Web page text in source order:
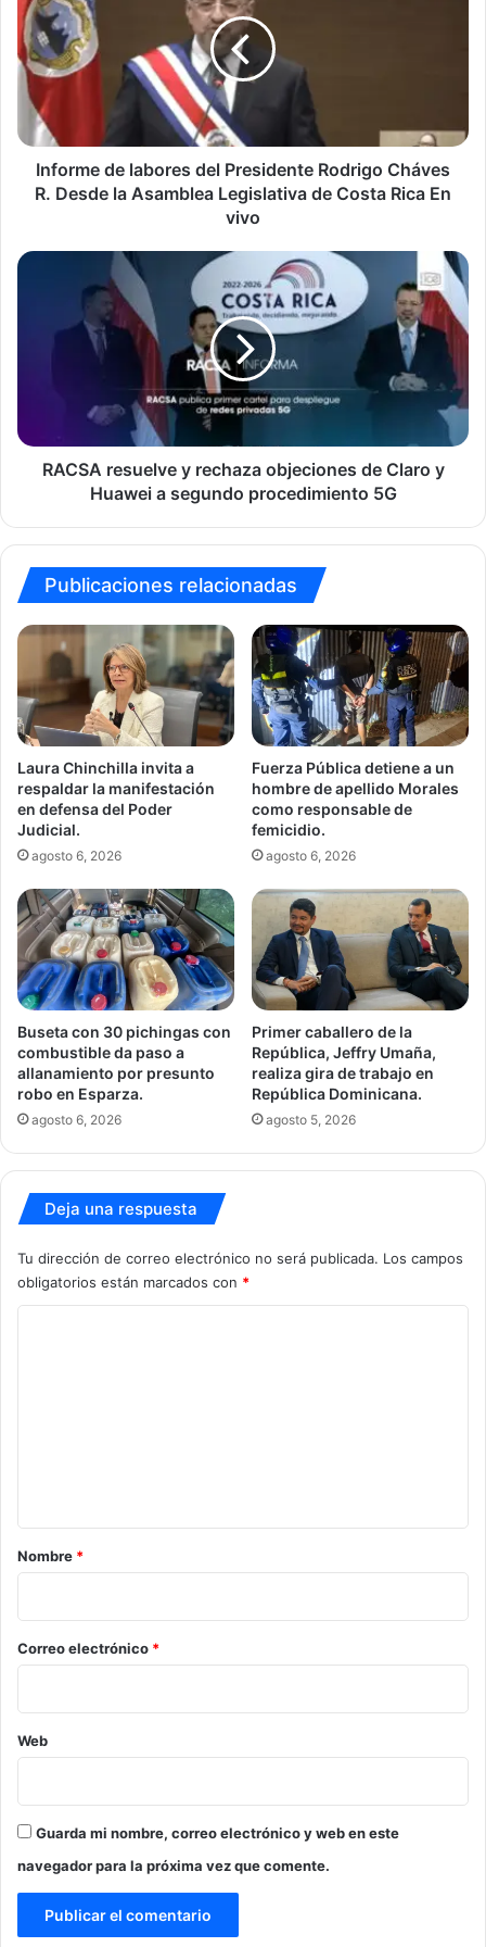
labores
del
Presidente
Rodrigo
Cháves
Desde
Asamblea
Costa
Informe de labores del Presidente Rodrigo Cháves
R. Desde la Asamblea Legislativa de Costa Rica En
vivo
RACSA
rechaza
Huawei
RACSA resuelve y rechaza objeciones de Claro y
Huawei a segundo procedimiento 5G
Publicaciones relacionadas
Laura Chinchilla invita a
respaldar la manifestación
en defensa del Poder
Judicial.
agosto 6, 2026
Fuerza Pública detiene a un
hombre de apellido Morales
como responsable de
femicidio.
agosto 6, 2026
Buseta con 30 pichingas con
combustible da paso a
allanamiento por presunto
robo en Esparza.
agosto 6, 2026
Primer caballero de la
República, Jeffry Umaña,
realiza gira de trabajo en
República Dominicana.
agosto 5, 2026
Deja una respuesta
Tu dirección de correo electrónico no será publicada. Los campos
obligatorios están marcados con *
r
o
*
Nombre *
Correo electrónico *
Web
Guarda mi nombre, correo electrónico y web en este
navegador para la próxima vez que comente.